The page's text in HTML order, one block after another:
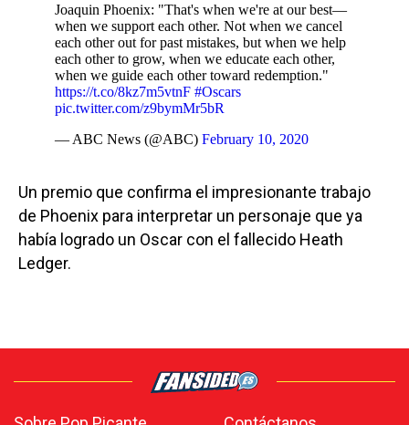
Joaquin Phoenix: "That's when we're at our best—
when we support each other. Not when we cancel
each other out for past mistakes, but when we help
each other to grow, when we educate each other,
when we guide each other toward redemption."
https://t.co/8kz7m5vtnF #Oscars
pic.twitter.com/z9bymMr5bR
— ABC News (@ABC) February 10, 2020
Un premio que confirma el impresionante trabajo
de Phoenix para interpretar un personaje que ya
había logrado un Oscar con el fallecido Heath
Ledger.